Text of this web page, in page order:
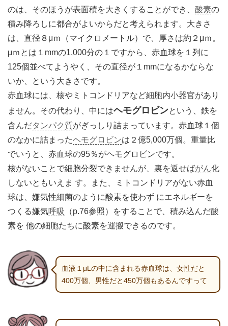
のは、そのほうが表面積を大きくすることができ、 酸素の
積み降ろしに都合がよいからだと考えられます。大きさ
は、直径８μｍ（マイクロメートル）で、厚さは約２μｍ。
μｍとは１mmの1,000分の１ですから、赤血球を１列に
125個並べてようやく、その直径が１mmになるかならな
いか、という大きさです。
赤血球には、核やミトコンドリアなど細胞内小器官があり
ません。その代わり、中にはヘモグロビンという、鉄を
含んだタンパク質がぎっしり詰まっています。赤血球１個
のなかに詰まったヘモグロビンは２億5,000万個。重量比
でいうと、赤血球の95％がヘモグロビンです。
核がないことで細胞分裂できませんが、裏を返せばがん化
しないともいえま す。また、ミトコンドリアがない赤血
球は、嫌気性細菌のように酸素を使わず にエネルギーを
つくる嫌気呼吸
（p.76参照）をすることで、積み込んだ酸
素を 他の細胞たちに酸素を運搬できるのです。
血液１μLの中に含まれる赤血球は、女性だと
400万個、男性だと450万個もあるんですって